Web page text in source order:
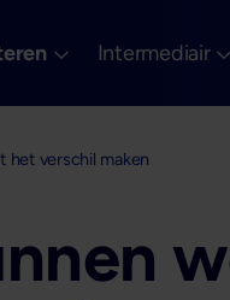
Intermediair
het verschil maken